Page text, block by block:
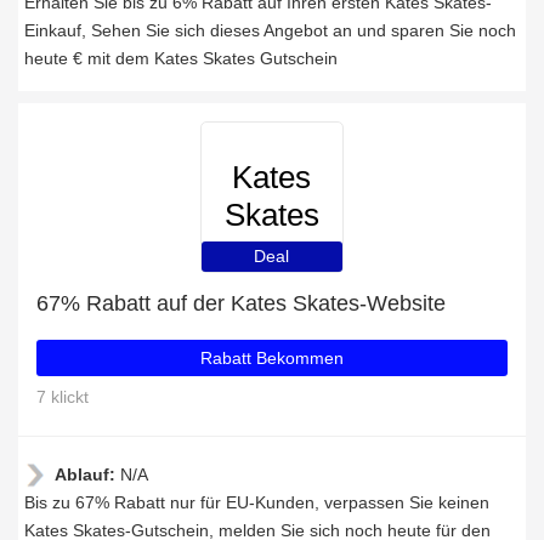
Einkauf, Sehen Sie sich dieses Angebot an und sparen Sie noch
heute € mit dem Kates Skates Gutschein
Kates
Skates
Deal
67% Rabatt auf der Kates Skates-Website
Rabatt Bekommen
7 klickt
Ablauf: N/A
Bis zu 67% Rabatt nur für EU-Kunden, verpassen Sie keinen
Kates Skates-Gutschein, melden Sie sich noch heute für den